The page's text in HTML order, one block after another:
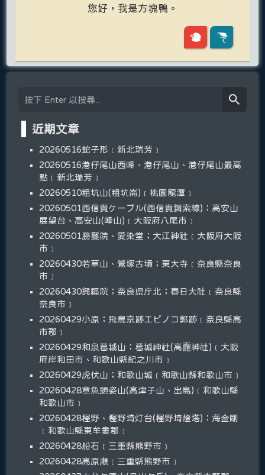
您好，我是方塊鴨。
近期文章
20260516蛇子形﹝新北瑞芳﹞
20260516港仔尾山西峰、港仔尾山、港仔尾山最高
點﹝新北瑞芳﹞
20260510粗坑山(粗坑崙)﹝桃園龍潭﹞
20260501西信貴ケーブル(西信貴鋼索線)；高安山
展望台、高安山(峰山)﹝大阪府八尾市﹞
20260501勝鬘院、愛染堂；大江神社﹝大阪府大阪
市﹞
20260430若草山、鶯塚古墳；東大寺﹝奈良縣奈良
市﹞
20260430興福院；奈良県庁北；春日大社﹝奈良縣
奈良市﹞
20260429小原；飛鳥京跡エビノコ郭跡﹝奈良縣高
市郡﹞
20260429和泉葛城山；葛城神社(高龗神社)﹝大阪
府岸和田市、和歌山縣紀之川市﹞
20260429虎伏山；和歌山城﹝和歌山縣和歌山市﹞
20260428章魚頭姿山(高津子山、出島)﹝和歌山縣
和歌山市﹞
20260428樫野、樫野埼灯台(樫野埼燈塔)；海金剛
﹝和歌山縣東牟婁郡﹞
20260428船石﹝三重縣熊野市﹞
20260428高原瀬﹝三重縣熊野市﹞